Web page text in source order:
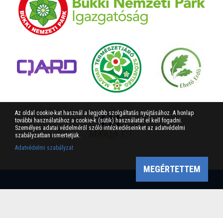
Az oldal cookie-kat használ a legjobb szolgáltatás nyújtásához. A honlap
további használatához a cookie-k (sütik) használatát el kell fogadni.
Személyes adatai védelméről szóló intézkedéseinket az adatvédelmi
szabályzatban ismertetjük.
Adatvédelmi szabályzat
MEGÉRTETTEM